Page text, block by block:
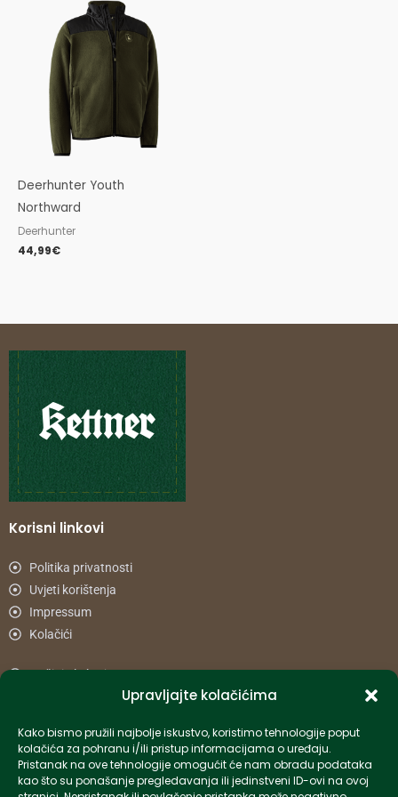
Upravljajte kolačićima
Kako bismo pružili najbolje iskustvo, koristimo tehnologije poput
kolačića za pohranu i/ili pristup informacijama o uređaju.
Pristanak na ove tehnologije omogućit će nam obradu podataka
kao što su ponašanje pregledavanja ili jedinstveni ID-ovi na ovoj
Deerhunter Youth
Northward
Deerhunter
44,99€
Korisni linkovi
Politika privatnosti
Uvjeti korištenja
Impressum
Kolačići
Načini plaćanja
Informacije